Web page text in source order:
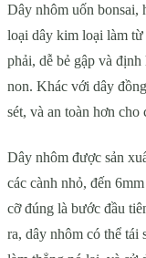
Dây nhôm uốn bonsai,
loại dây kim loại làm
phải, dễ bẻ gập và
non. Khác với dây
sét, và an toàn hơn
Dây nhôm được sản
các cành nhỏ, đến
cỡ đúng là bước đầu
ra, dây nhôm có thể